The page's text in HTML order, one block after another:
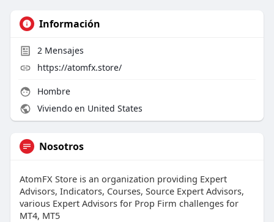
Información
2Mensajes
https://atomfx.store/
Hombre
Viviendo en United States
Nosotros
AtomFX Store is an organization providing Expert
Advisors, Indicators, Courses, Source Expert Advisors,
various Expert Advisors for Prop Firm challenges for
MT4, MT5